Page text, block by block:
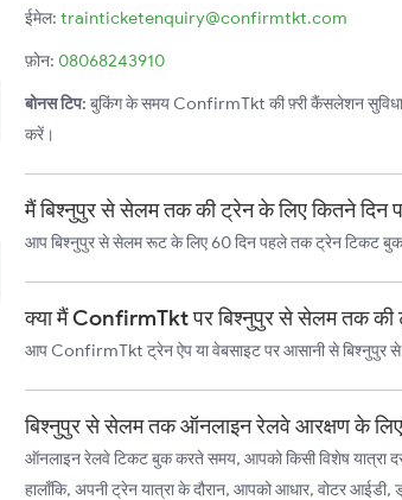
ईमेल: trainticketenquiry@confirmtkt.com
फ़ोन: 08068243910
बोनस टिप: बुकिंग के समय ConfirmTkt की फ़्री कैंसलेशन सुविधा
करें।
मैं बिश्नुपुर से सेलम तक की ट्रेन के लिए कितने
आप बिश्नुपुर से सेलम रूट के लिए 60 दिन पहले तक ट्रेन टिकट
क्या मैं ConfirmTkt पर बिश्नुपुर से सेलम तक
आप ConfirmTkt ट्रेन ऐप या वेबसाइट पर आसानी से बिश्नुपुर
बिश्नुपुर से सेलम तक ऑनलाइन रेलवे आरक्षण के
ऑनलाइन रेलवे टिकट बुक करते समय, आपको किसी विशेष यात्रा
हालाँकि, अपनी ट्रेन यात्रा के दौरान, आपको आधार, वोटर आईडी,